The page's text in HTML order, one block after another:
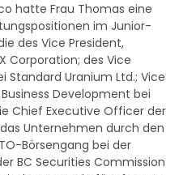
hatte Frau Thomas eine
im Junior-
des Vice President,
Corporation; des Vice
Standard Uranium Ltd.; Vice
Development bei
Chief Executive Officer der
Unternehmen durch den
Börsengang bei der
BC Securities Commission